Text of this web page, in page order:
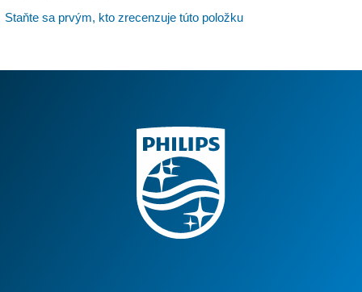
Staňte sa prvým, kto zrecenzuje túto položku